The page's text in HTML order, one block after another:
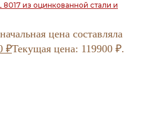
8017 из оцинкованной стали и
цена составляла
₽Текущая цена: 119900 ₽.